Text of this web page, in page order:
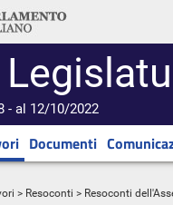
- al 12/10/2022
Documenti
> Resoconti > Resoconti